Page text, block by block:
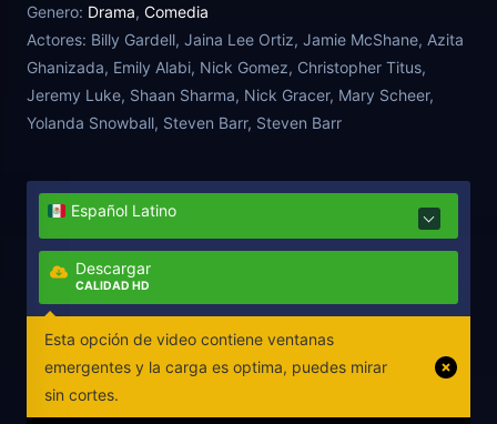
and collectors. Struggling with a gambling
addiction, he faces a life-altering decision that may
determine his fate.
Genero: Drama, Comedia
Actores: Billy Gardell, Jaina Lee Ortiz, Jamie McShane, Azita
Ghanizada, Emily Alabi, Nick Gomez, Christopher Titus,
Jeremy Luke, Shaan Sharma, Nick Gracer, Mary Scheer,
Yolanda Snowball, Steven Barr, Steven Barr
Español Latino
Descargar
CALIDAD HD
Esta opción de video contiene ventanas
emergentes y la carga es optima, puedes mirar
sin cortes.